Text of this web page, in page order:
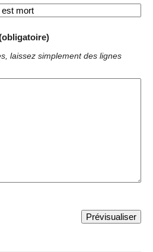
laissez simplement des lignes